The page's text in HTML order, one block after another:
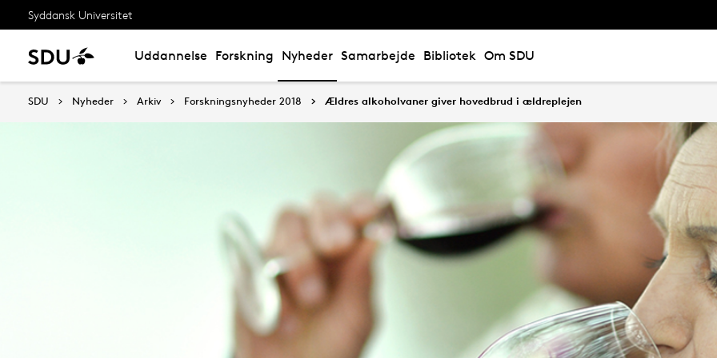
Syddansk Universitet
Uddannelse Forskning Nyheder Samarbejde Bibliotek Om SDU
SDU Nyheder Arkiv Forskningsnyheder 2018 Ældres alkoholvaner giver hovedbrud i ældreplejen